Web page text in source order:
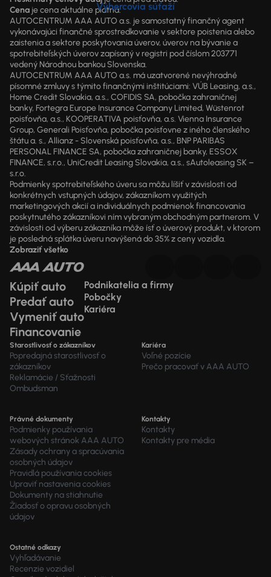
Výhercovia súťaží
Cena je cena aktuálne platná.
AUTOCENTRUM AAA AUTO a.s. je samostatný finančný agent
vykonávajúci finančné sprostredkovanie v sektore poistenia alebo
zaistenia a sektore poskytovania úverov, úverov na bývanie a
spotrebiteľských úverov zapísaný v registri pod číslom 203771
vedený Národnou bankou Slovenska.
AUTOCENTRUM AAA AUTO a.s. má uzatvorené nevýhradné
písomné zmluvy s týmito finančnými inštitúciami: VÚB Leasing, a.s.,
Home Credit Slovakia, a.s., COFIDIS SA, pobočka zahraničnej
banky, Fortegra Europe Insurance Company Limited, Wüstenrot
poisťovňa, a.s., KOOPERATIVA poisťovňa, a.s. Vienna Insurance
Group, Generali Poisťovňa, pobočka poisťovne z iného členského
štátu a. s., Allianz - Slovenská poisťovňa, a.s., BNP PARIBAS
PERSONAL FINANCE SA, pobočka zahraničnej banky, ESSOX
FINANCE, s.r.o., UniCredit Leasing Slovakia, a.s., sAutoleasing SK –
s.r.o.
Podmienky spotrebiteľského úveru sa môžu líšiť v závislosti od
konkrétnych vstupných údajov, zákazníkom využitých
marketingových akcií a individuálnych podmienok financovania
poskytnutého zákazníkovi ním vybraným obchodným partnerom. V
závislosti od výberu zákazníka môže ísť o úverový produkt, v ktorom
je posledná splátka úveru navýšená do 35% z ceny vozidla.
Zobraziť všetko
Kúpiť auto
Predať auto
Vymeniť auto
Financovanie
Podnikatelia a firmy
Pobočky
Kariéra
Starostlivosť o zákazníkov
Popredajná starostlivosť o
zákazníkov
Reklamácie / Sťažnosti
Ombudsman
Kariéra
Voľné pozície
Prečo pracovať v AAA AUTO
Právné dokumenty
Podmienky používania
webových stránok AAA AUTO
Zásady ochrany a spracúvania
osobných údajov
Pravidlá používania cookies
Upraviť nastavenia cookies
Dokumenty na stiahnutie
Žiadosť o opravu osobných
údajov
Kontakty
Kontakty
Kontakty pre média
Ostatné odkazy
Vyhľadávanie
Recenzie vozidiel